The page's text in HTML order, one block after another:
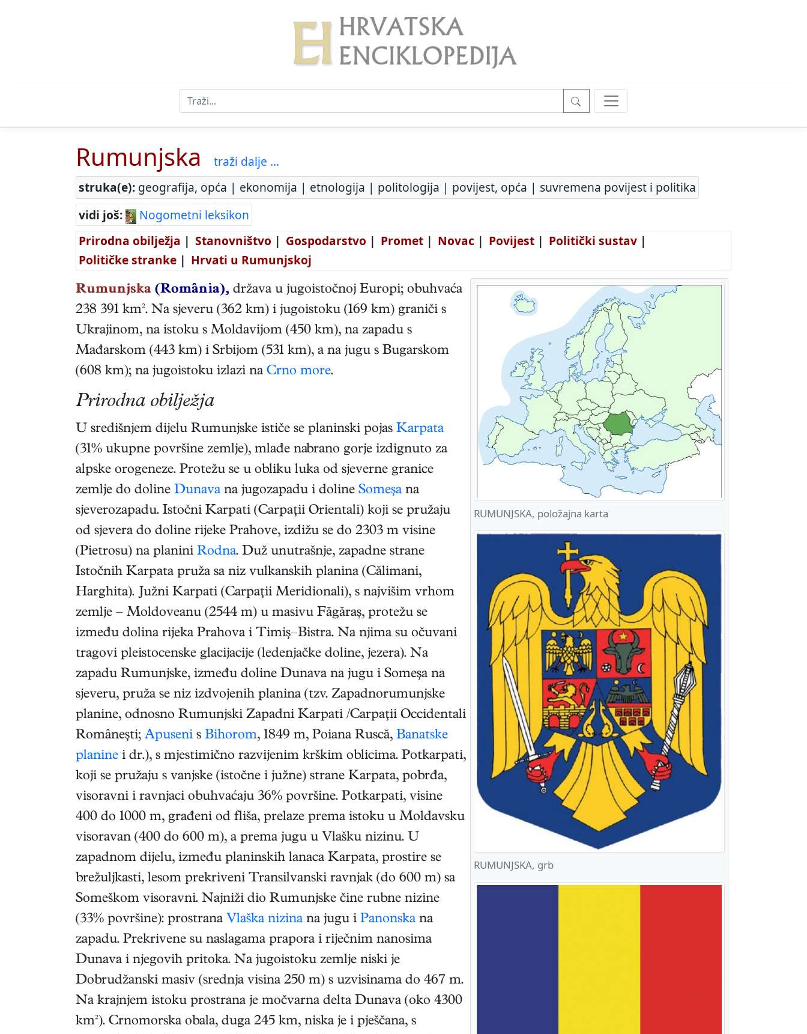
Rumunjska
traži dalje ...
struka(e): geografija, opća | ekonomija | etnologija | politologija | povijest, opća | suvremena povijest i politika
vidi još:
Nogometni leksikon
Prirodna obilježja | Stanovništvo | Gospodarstvo | Promet | Novac | Povijest | Politički sustav |
Političke stranke | Hrvati u Rumunjskoj
RUMUNJSKA, položajna karta
RUMUNJSKA, grb
Rumunjska (România), država u jugoistočnoj Europi; obuhvaća
238 391 km². Na sjeveru (362 km) i jugoistoku (169 km) graniči s
Ukrajinom, na istoku s Moldavijom (450 km), na zapadu s
Mađarskom (443 km) i Srbijom (531 km), a na jugu s Bugarskom
(608 km); na jugoistoku izlazi na Crno more.
Prirodna obilježja
U središnjem dijelu Rumunjske ističe se planinski pojas Karpata
(31% ukupne površine zemlje), mlađe nabrano gorje izdignuto za
alpske orogeneze. Protežu se u obliku luka od sjeverne granice
zemlje do doline Dunava na jugozapadu i doline Someşa na
sjeverozapadu. Istočni Karpati (Carpaţii Orientali) koji se pružaju
od sjevera do doline rijeke Prahove, izdižu se do 2303 m visine
(Pietrosu) na planini Rodna. Duž unutrašnje, zapadne strane
Istočnih Karpata pruža sa niz vulkanskih planina (Călimani,
Harghita). Južni Karpati (Carpaţii Meridionali), s najvišim vrhom
zemlje – Moldoveanu (2544 m) u masivu Făgăraș, protežu se
između dolina rijeka Prahova i Timiş–Bistra. Na njima su očuvani
tragovi pleistocenske glacijacije (ledenjačke doline, jezera). Na
zapadu Rumunjske, između doline Dunava na jugu i Someşa na
sjeveru, pruža se niz izdvojenih planina (tzv. Zapadnorumunjske
planine, odnosno Rumunjski Zapadni Karpati /Carpaţii Occidentali
Româneşti; Apuseni s Bihorom, 1849 m, Poiana Ruscă, Banatske
planine i dr.), s mjestimično razvijenim krškim oblicima. Potkarpati,
koji se pružaju s vanjske (istočne i južne) strane Karpata, pobrđa,
visoravni i ravnjaci obuhvaćaju 36% površine. Potkarpati, visine
400 do 1000 m, građeni od fliša, prelaze prema istoku u Moldavsku
visoravan (400 do 600 m), a prema jugu u Vlašku nizinu. U
zapadnom dijelu, između planinskih lanaca Karpata, prostire se
brežuljkasti, lesom prekriveni Transilvanski ravnjak (do 600 m) sa
Someškom visoravni. Najniži dio Rumunjske čine rubne nizine
(33% površine): prostrana Vlaška nizina na jugu i Panonska na
zapadu. Prekrivene su naslagama prapora i riječnim nanosima
Dunava i njegovih pritoka. Na jugoistoku zemlje niski je
Dobrudžanski masiv (srednja visina 250 m) s uzvisinama do 467 m.
Na krajnjem istoku prostrana je močvarna delta Dunava (oko 4300
km²). Crnomorska obala, duga 245 km, niska je i pješčana, s